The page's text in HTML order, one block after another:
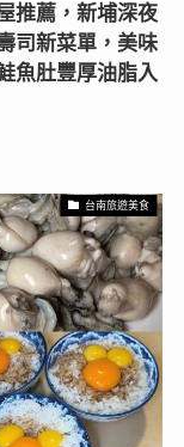
推薦，新埔深夜
司新菜單，美味
魚肚豐厚油脂入
台南旅遊美食